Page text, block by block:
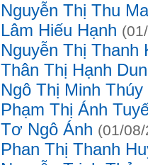
Nguyễn Thị Thu
Lâm Hiếu Hạnh
Nguyễn Thị Thanh
Thân Thị Hạnh
Ngô Thị Minh Thúy
Phạm Thị Ánh
Tơ Ngô Ánh (01/
Phan Thị Thanh